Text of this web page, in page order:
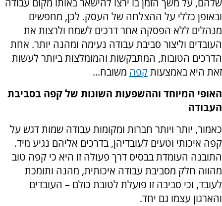
שלהם, על משך הזמן בו ירצו להישאר באותו מקום עבודה
ובאופן כללי על ההצלחה של העסק. לכן, מחפשים
מנהלים ללא הפסקה אחר דרכים לשמח ולרצות את
העובדים וליצור סביבת עבודה נעימה ומהנה יותר. אחת
הדרכים הטובות, המתבקשות והמומלצות ביותר לעשות
זאת היא באמצעותקפה משובח...
האופי המיוחד וההשפעות השונות של קפה בסביבת
העבודה
כאמור, יותר ויותר חברות ומקומות עבודה שמות דגש על
קפה איכותי וטעים לעובדיהן, בדרכים אליהם נגיע מיד.
התובנה העומדת בבסיס דרך פעולה זו היא כי קפה טוב
מהווה חלק מסביבת עבודה איכותית, מהנה ותומכת
לעובד, וכי סביבה זו פועלת לטובת כולם – העובדים
והארגון עצמו גם יחד.